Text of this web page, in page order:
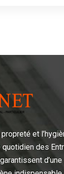
et
des